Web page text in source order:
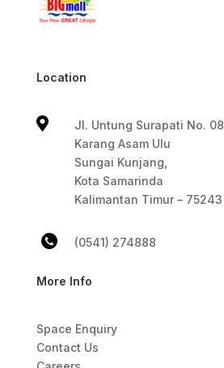
Location

Jl. Untung Surapati No. 08
Karang Asam Ulu
Sungai Kunjang,
Kota Samarinda
Kalimantan Timur – 75243
(0541) 274888
More Info
Space Enquiry
Contact Us